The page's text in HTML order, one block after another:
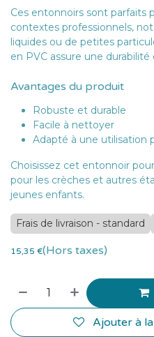
Ces entonnoirs sont parfaits
contextes professionnels,
liquides ou de petites
en PVC assure une
Avantages du produit
Robuste et durable
Facile à nettoyer
Adapté à une utilisation
Choisissez cet entonnoir
pour les crèches et autres
jeunes enfants.
Frais de livraison - standard
15,35 €(Hors taxes)
Ajouter à